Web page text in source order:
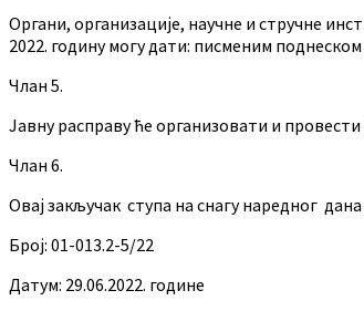
Органи, организације, научне и стручне
2022. годину могу дати: писменим
Члан 5.
Јавну расправу ће организовати и
Члан 6.
Овај закључак ступа на снагу наредног
Број: 01-013.2-5/22
Датум: 29.06.2022. године